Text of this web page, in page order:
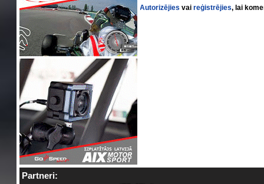
Autorizējies vaireģistrējies, lai
Partneri: